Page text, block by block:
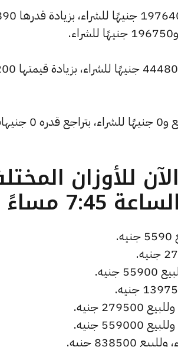
وشهد سعر الاونصة ارتفاعًا ليصبح 198705 جنيهًا للبيع
وارتفع سعر الجنيه الذهب ليصل إلى 44720 جنيهًا للبيع
كما تراجع سعر الأونصة بالدولار ليسجل 4197.8 جنيهًا للبيع و0
ما هو سعر الذهب عيار 21 الآن للأوزان